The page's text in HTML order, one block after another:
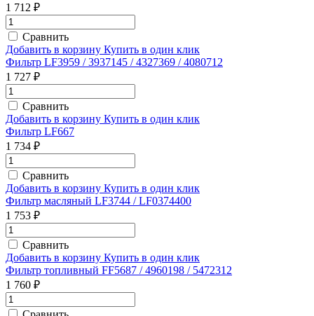
1 712 ₽
Сравнить
Добавить в корзину Купить в один клик
Фильтр LF3959 / 3937145 / 4327369 / 4080712
1 727 ₽
Сравнить
Добавить в корзину Купить в один клик
Фильтр LF667
1 734 ₽
Сравнить
Добавить в корзину Купить в один клик
Фильтр масляный LF3744 / LF0374400
1 753 ₽
Сравнить
Добавить в корзину Купить в один клик
Фильтр топливный FF5687 / 4960198 / 5472312
1 760 ₽